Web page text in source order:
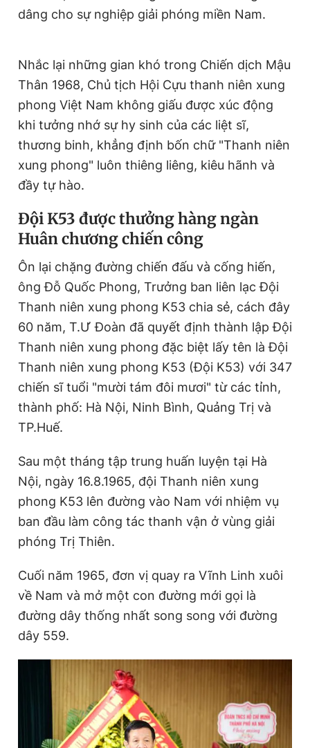
dâng cho sự nghiệp giải phóng miền Nam.
Nhắc lại những gian khó trong Chiến dịch Mậu
Thân 1968, Chủ tịch Hội Cựu thanh niên xung
phong Việt Nam không giấu được xúc động
khi tưởng nhớ sự hy sinh của các liệt sĩ,
thương binh, khẳng định bốn chữ "Thanh niên
xung phong" luôn thiêng liêng, kiêu hãnh và
đầy tự hào.
Đội K53 được thưởng hàng ngàn
Huân chương chiến công
Ôn lại chặng đường chiến đấu và cống hiến,
ông Đỗ Quốc Phong, Trưởng ban liên lạc Đội
Thanh niên xung phong K53 chia sẻ, cách đây
60 năm, T.Ư Đoàn đã quyết định thành lập Đội
Thanh niên xung phong đặc biệt lấy tên là Đội
Thanh niên xung phong K53 (Đội K53) với 347
chiến sĩ tuổi "mười tám đôi mươi" từ các tỉnh,
thành phố: Hà Nội, Ninh Bình, Quảng Trị và
TP.Huế.
Sau một tháng tập trung huấn luyện tại Hà
Nội, ngày 16.8.1965, đội Thanh niên xung
phong K53 lên đường vào Nam với nhiệm vụ
ban đầu làm công tác thanh vận ở vùng giải
phóng Trị Thiên.
Cuối năm 1965, đơn vị quay ra Vĩnh Linh xuôi
về Nam và mở một con đường mới gọi là
đường dây thống nhất song song với đường
dây 559.